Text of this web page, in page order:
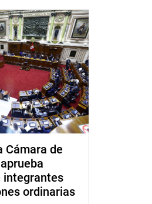
Cámara de
integrantes
ordinarias